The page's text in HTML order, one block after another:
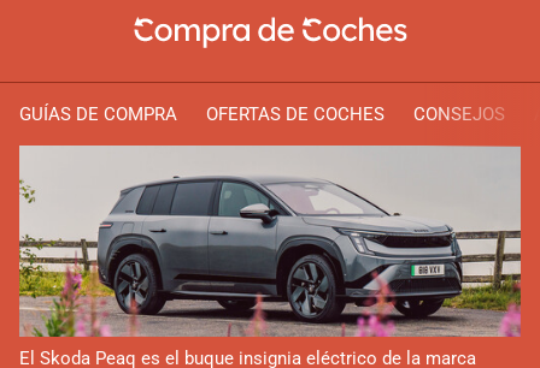
GUÍAS DE COMPRA OFERTAS DE COCHES CONSEJOS
El Skoda Peaq es el buque insignia eléctrico de la marca